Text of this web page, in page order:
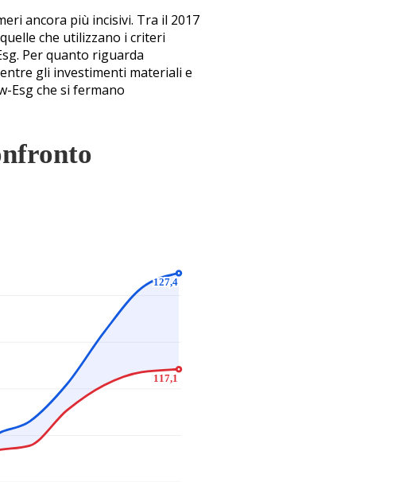
ancora più incisivi. Tra il 2017
che utilizzano i criteri
Per quanto riguarda
gli investimenti materiali e
Esg che si fermano